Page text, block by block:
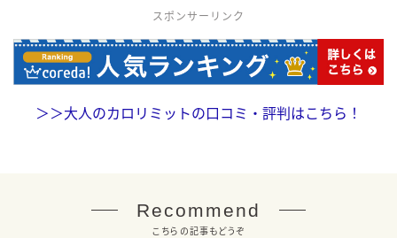
スポンサーリンク
＞＞大人のカロリミットの口コミ・評判はこちら！
Recommend
こちらの記事もどうぞ
缶チューハイの売れ筋ランキングはこちら